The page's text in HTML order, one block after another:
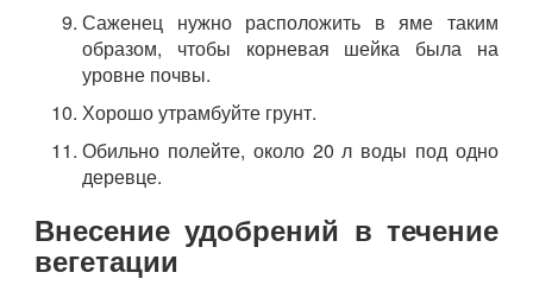
Саженец нужно расположить в яме таким
образом, чтобы корневая шейка была на
уровне почвы.
Хорошо утрамбуйте грунт.
Обильно полейте, около 20 л воды под одно
деревце.
Внесение удобрений в течение
вегетации